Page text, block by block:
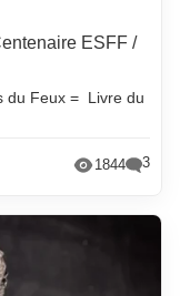
ESFF /
du Feux = Livre du
1844 3